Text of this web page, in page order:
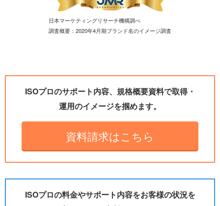
日本マーケティングリサーチ機構調べ
調査概要：2020年4月期ブランド名のイメージ調査
ISOプロのサポート内容、規格概要資料で取得・
運用のイメージを掴めます。
資料請求はこちら
ISOプロの料金やサポート内容をお客様の状況を